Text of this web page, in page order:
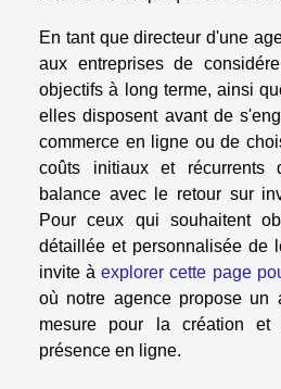
En tant que directeur d'une
aux entreprises de
objectifs à long terme, ainsi
elles disposent avant de
commerce en ligne ou de
coûts initiaux et récurrents
balance avec le retour sur
Pour ceux qui souhaitent
détaillée et personnalisée de
invite àexplorer cette page
où notre agence propose un
mesure pour la création
présence en ligne.